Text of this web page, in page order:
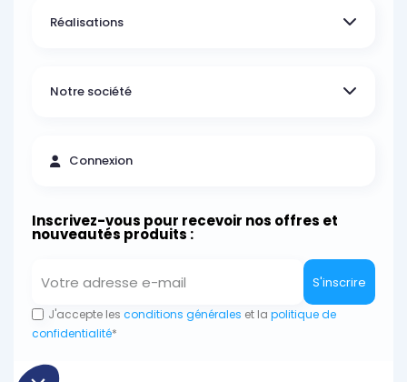
Réalisations
Notre société
Connexion
Inscrivez-vous pour recevoir nos offres et
nouveautés produits :
S'inscrire
J'accepte les conditions générales et la politique de
confidentialité*